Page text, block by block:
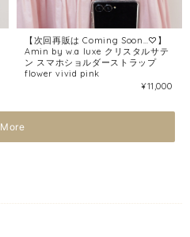
【次回再販は Coming Soon…♡】
Amin by w.a luxe クリスタルサテ
ン スマホショルダーストラップ
flower vivid pink
¥11,000
More